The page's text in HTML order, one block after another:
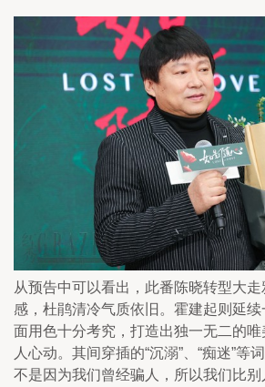
从预告中可以看出，此番陈晓转型大
感，杜鹃清冷气质依旧。霍建起则延
面用色十分考究，打造出独一无二的
人心动。其间穿插的“沉溺”、“痴迷”等
不是因为我们曾经骗人，所以我们比别